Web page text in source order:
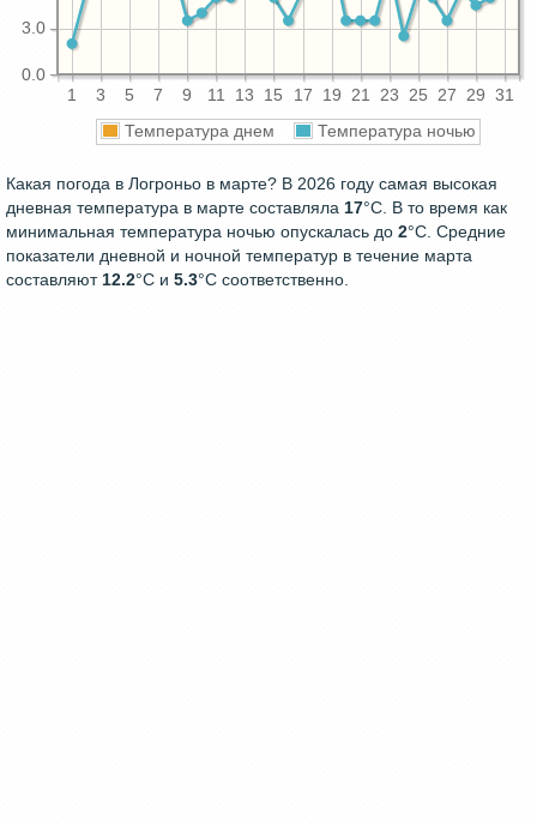
1 3 5 7 9 11 13 15 17 19 21 23 25 27 29 31
0.0
3.0
Температура днем Температура ночью
Какая погода в Логроньо в марте? В 2026 году самая высокая
дневная температура в марте составляла 17°С. В то время как
минимальная температура ночью опускалась до 2°C. Средние
показатели дневной и ночной температур в течение марта
составляют12.2°С и 5.3°С соответственно.